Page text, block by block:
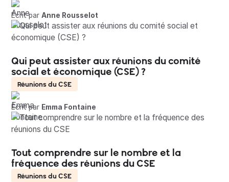
Écrit parAnne Rousselot
Qui peut assister aux réunions du comité
social et économique (CSE) ?
Réunions du CSE
Écrit par Emma Fontaine
Tout comprendre sur le nombre et la
fréquence des réunions du CSE
Réunions du CSE